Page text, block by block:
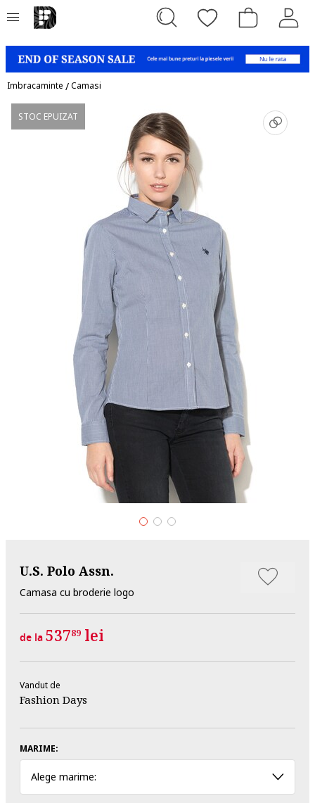
Imbracaminte /Camasi
STOC EPUIZAT
U.S. Polo Assn.
Camasa cu broderie logo
de la53789 lei
Vandut de
Fashion Days
MARIME:
Alege marime: